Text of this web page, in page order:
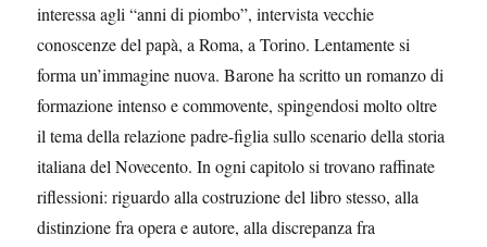
interessa agli “anni di piombo”, intervista vecchie
conoscenze del papà, a Roma, a Torino. Lentamente si
forma un’immagine nuova. Barone ha scritto un romanzo di
formazione intenso e commovente, spingendosi molto oltre
il tema della relazione padre-figlia sullo scenario della storia
italiana del Novecento. In ogni capitolo si trovano raffinate
riflessioni: riguardo alla costruzione del libro stesso, alla
distinzione fra opera e autore, alla discrepanza fra